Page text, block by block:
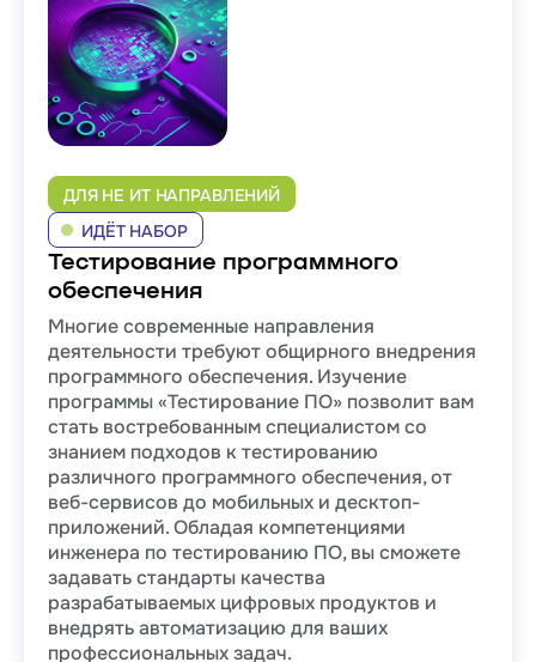
ДЛЯ НЕ ИТ НАПРАВЛЕНИЙ
ИДЁТ НАБОР
Тестирование программного
обеспечения
Многие современные направления
деятельности требуют общирного внедрения
программного обеспечения. Изучение
программы «Тестирование ПО» позволит вам
стать востребованным специалистом со
знанием подходов к тестированию
различного программного обеспечения, от
веб-сервисов до мобильных и десктоп-
приложений. Обладая компетенциями
инженера по тестированию ПО, вы сможете
задавать стандарты качества
разрабатываемых цифровых продуктов и
внедрять автоматизацию для ваших
профессиональных задач.